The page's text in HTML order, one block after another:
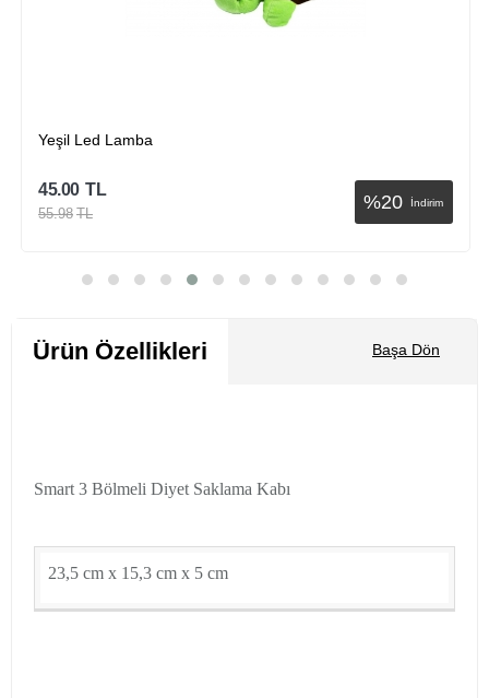
Yeşil Led Lamba
%20 İndirim
45.00 TL
55.98 TL
Ürün Özellikleri Başa Dön
Smart 3 Bölmeli Diyet Saklama Kabı
23,5 cm x 15,3 cm x 5 cm